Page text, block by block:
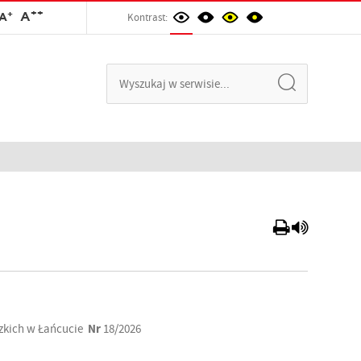
+ A++ Kontrast:
w Łańcucie Nr18/2026